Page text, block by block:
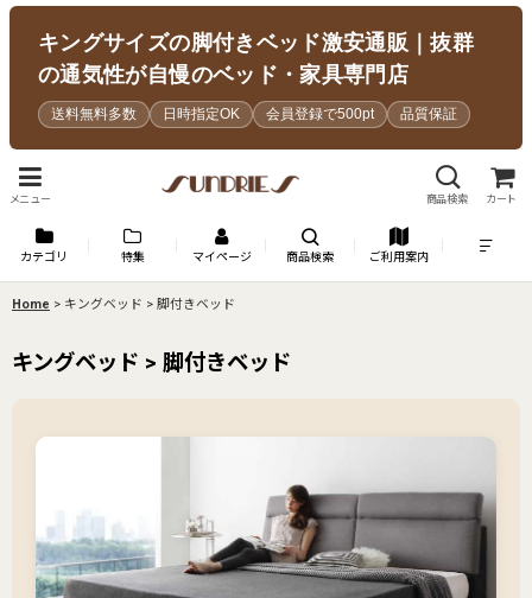
キングサイズの脚付きベッド激安通販｜抜群
の通気性が自慢のベッド・家具専門店
送料無料多数 日時指定OK 会員登録で500pt 品質保証
メニュー 商品検索 カート
カテゴリ 特集 マイページ 商品検索 ご利用案内
Home > キングベッド > 脚付きベッド
キングベッド > 脚付きベッド